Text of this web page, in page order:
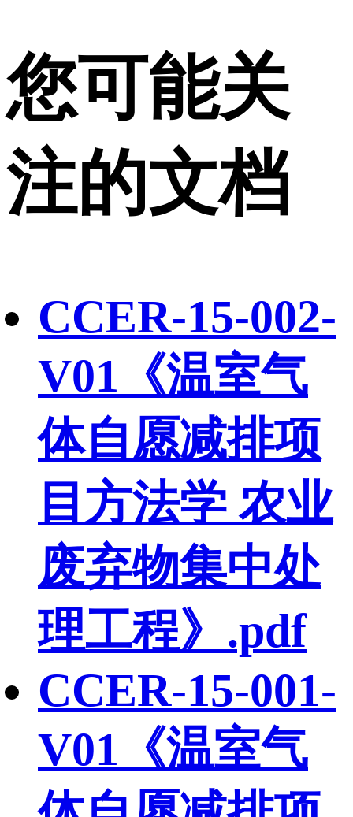
您可能关
注的文档
CCER-15-002-
V01《温室气
体自愿减排项
目方法学 农业
废弃物集中处
理工程》.pdf
CCER-15-001-
V01《温室气